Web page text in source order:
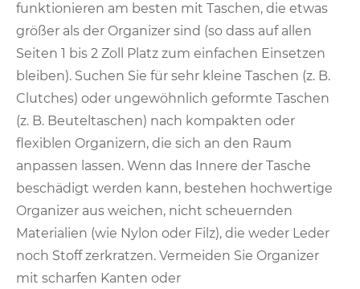
funktionieren am besten mit Taschen, die etwas
größer als der Organizer sind (so dass auf allen
Seiten 1 bis 2 Zoll Platz zum einfachen Einsetzen
bleiben). Suchen Sie für sehr kleine Taschen (z. B.
Clutches) oder ungewöhnlich geformte Taschen
(z. B. Beuteltaschen) nach kompakten oder
flexiblen Organizern, die sich an den Raum
anpassen lassen. Wenn das Innere der Tasche
beschädigt werden kann, bestehen hochwertige
Organizer aus weichen, nicht scheuernden
Materialien (wie Nylon oder Filz), die weder Leder
noch Stoff zerkratzen. Vermeiden Sie Organizer
mit scharfen Kanten oder